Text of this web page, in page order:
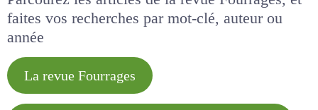
faites vos recherches par mot-clé, auteur ou
année
La revue Fourrages